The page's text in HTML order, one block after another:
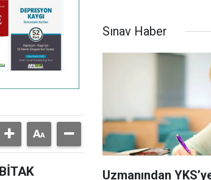
Sınav Haber
Uzmanından